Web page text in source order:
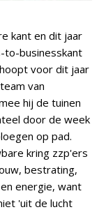
kant en dit jaar
to-businesskant
voor dit jaar
van
hij de tuinen
door de week
op pad.
kring zzp'ers
bestrating,
energie, want
'uit de lucht